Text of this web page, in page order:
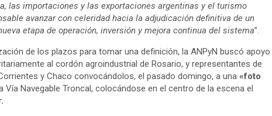
las importaciones y las exportaciones argentinas y el turismo
avanzar con celeridad hacia la adjudicación definitiva de un
etapa de operación, inversión y mejora continua del sistema”.
de los plazos para tomar una definición, la ANPyN buscó apoyo
al cordón agroindustrial de Rosario, y representantes de
y Chaco convocándolos, el pasado domingo, a una «foto
Vía Navegable Troncal, colocándose en el centro de la escena el